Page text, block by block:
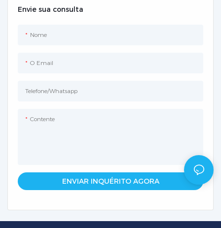
Envie sua consulta
Nome
O Email
Telefone/whatsapp
Contente
ENVIAR INQUÉRITO AGORA